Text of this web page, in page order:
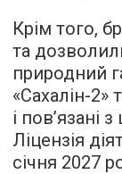
Крім того,
та
природний
«Сахалін-2»
і пов’язані
Ліцензія
січня 2027